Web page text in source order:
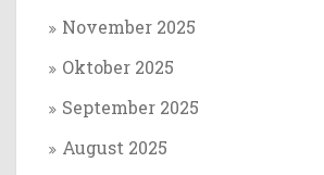
November 2025
Oktober 2025
September 2025
August 2025